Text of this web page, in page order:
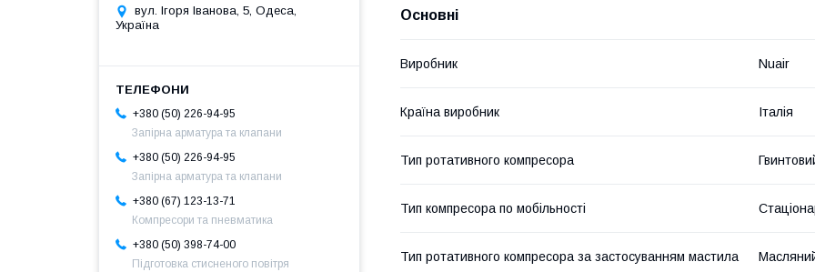
Основні
Виробник Nuair
Країна виробник Італія
Тип ротативного компресора
Тип компресора по мобільності
Тип ротативного компресора за застосуванням мастила
вул. Ігоря Іванова, 5, Одеса,
Україна
+380 (50) 226-94-95
Запірна арматура та клапани
+380 (50) 226-94-95
Запірна арматура та клапани
+380 (67) 123-13-71
Компресори та пневматика
+380 (50) 398-74-00
Підготовка стисненого повітря